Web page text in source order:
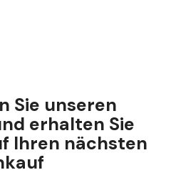
Sie unseren
erhalten Sie
Ihren nächsten